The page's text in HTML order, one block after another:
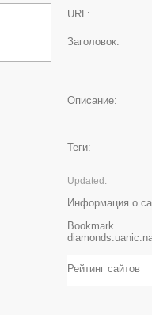
URL:
Заголовок:
Описание:
Теги:
Updated:
Информация о
Bookmark
Рейтинг сайтов